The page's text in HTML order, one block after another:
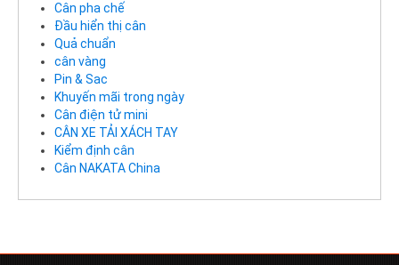
Cân pha chế
Đầu hiển thị cân
Quả chuẩn
cân vàng
Pin & Sac
Khuyến mãi trong ngày
Cân điện tử mini
CÂN XE TẢI XÁCH TAY
Kiểm định cân
Cân NAKATA China